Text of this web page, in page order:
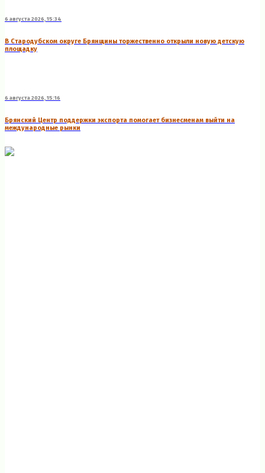
6 августа 2026, 15:34
В Стародубском округе Брянщины торжественно открыли новую детскую
площадку
6 августа 2026, 15:16
Брянский Центр поддержки экспорта помогает бизнесменам выйти на
международные рынки